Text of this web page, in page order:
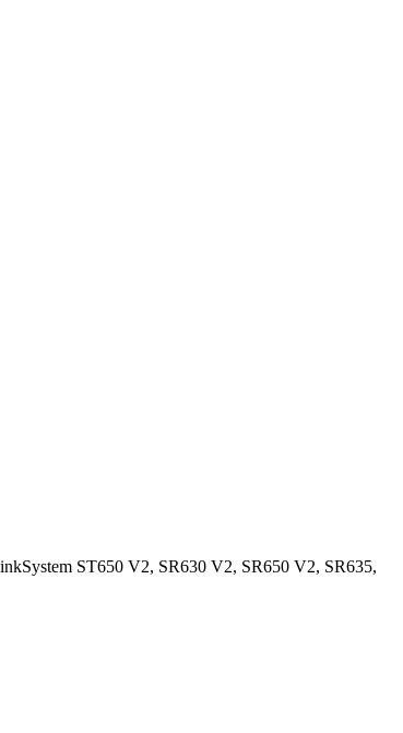
ST650 V2, SR630 V2, SR650 V2, SR635,